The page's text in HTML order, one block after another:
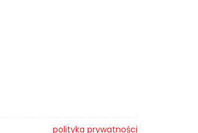
polityka prywatności